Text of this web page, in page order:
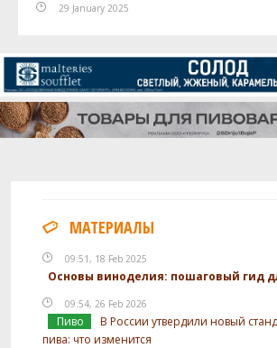
29 January 2025
МАТЕРИАЛЫ
09:51, 18 Feb 2025
Основы виноделия: пошаговый гид
09:54, 26 Feb 2026
Пиво
В России утвердили новый
пива: что изменится